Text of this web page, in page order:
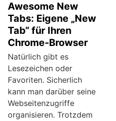
Awesome New
Tabs: Eigene „New
Tab“ für Ihren
Chrome-Browser
Natürlich gibt es
Lesezeichen oder
Favoriten. Sicherlich
kann man darüber seine
Webseitenzugriffe
organisieren. Trotzdem